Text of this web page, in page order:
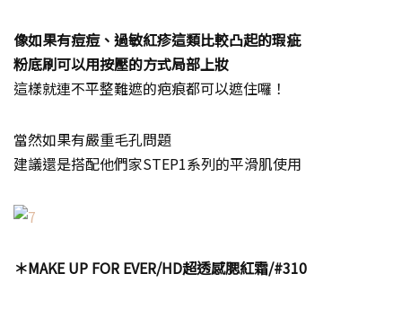
像如果有痘痘、過敏紅疹這類比較凸起的瑕疵
粉底刷可以用按壓的方式局部上妝
這樣就連不平整難遮的疤痕都可以遮住囉！
當然如果有嚴重毛孔問題
建議還是搭配他們家STEP1系列的平滑肌使用
＊MAKE UP FOR EVER/HD超透感腮紅霜/#310